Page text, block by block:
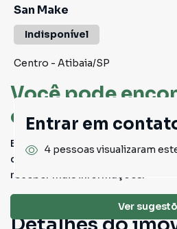
Você pode
oportunidades!
Este imóvel não está mais
conferir outros em nosso site ou
receber mais informações.
Ver
San Make
Indisponível
Centro - Atibaia/SP
Entrar em
4 pessoas visualizaram